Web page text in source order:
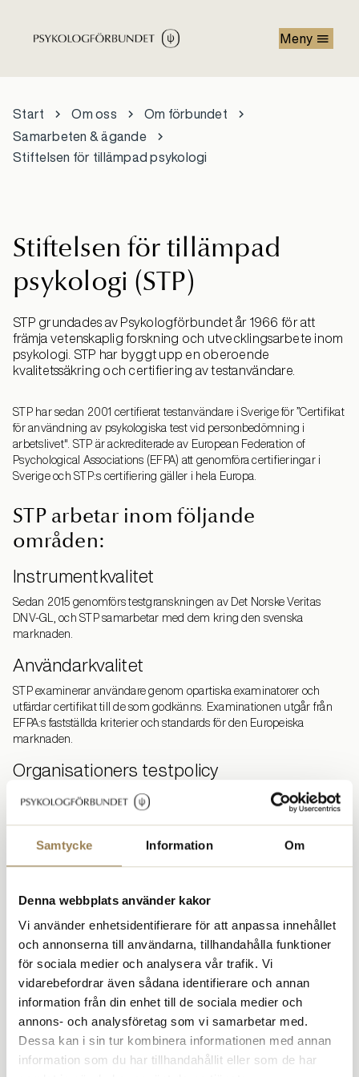
Samtycke Information Om
Denna webbplats använder kakor
Vi använder enhetsidentifierare för att anpassa innehållet
och annonserna till användarna, tillhandahålla funktioner
för sociala medier och analysera vår trafik. Vi
vidarebefordrar även sådana identifierare och annan
information från din enhet till de sociala medier och
annons- och analysföretag som vi samarbetar med.
Dessa kan i sin tur kombinera informationen med annan
information som du har tillhandahållit eller som de har
Meny
Start Om oss
Om förbundet
Samarbeten & ägande
Stiftelsen för tillämpad psykologi
Stiftelsen för tillämpad
psykologi (STP)
STP grundades av Psykologförbundet år 1966 för att
främja vetenskaplig forskning och utvecklingsarbete inom
psykologi. STP har byggt upp en oberoende
kvalitetssäkring och certifiering av testanvändare.
STP har sedan 2001 certifierat testanvändare i Sverige för ”Certifikat
för användning av psykologiska test vid personbedömning i
arbetslivet". STP är ackrediterade av European Federation of
Psychological Associations (EFPA) att genomföra certifieringar i
Sverige och STP:s certifiering gäller i hela Europa.
STP arbetar inom följande
områden:
Instrumentkvalitet
Sedan 2015 genomförs testgranskningen av Det Norske Veritas
DNV-GL, och STP samarbetar med dem kring den svenska
marknaden.
Användarkvalitet
STP examinerar användare genom opartiska examinatorer och
utfärdar certifikat till de som godkänns. Examinationen utgår från
EFPA:s fastställda kriterier och standards för den Europeiska
marknaden.
Organisationers testpolicy
STP följer de riktlinjer och rekommendationer för testpolicy som
framtagits inom EFPA och International Test Commission (ICT). De
som ansluter sig till EFPAS:s riktlinjer garanterar att testanvändning
inom organisationen utförs enligt dessa riktlinjer.
STP är medlem i ITC och representeras genom Psykologförbundet i
EFPA:s Board of Assessment. I dessa sammanslutningar arbetar vi
med att skapa internationellt erkända kvalitetskriterier för
psykologisk testning.
Kontakt och anmälan
För mer information om certifiering, samt för anmälan till